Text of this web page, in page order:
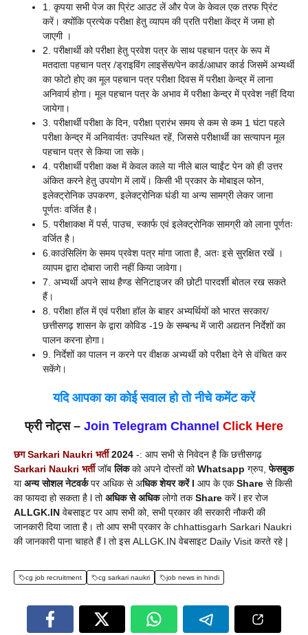
1. कृपया सभी पेज का प्रिंट आउट लें और पेज के केवल एक तरफ प्रिंट
करें। क्योंकि प्रत्येक परीक्षा हेतु व्यापम की प्रति परीक्षा केंद्र में जमा हो
जाएगी ।
2. परीक्षार्थी को परीक्षा हेतु प्रवेश पत्र के साथ पहचान पत्र के रूप में
मतदाता पहचान पत्र /ड्राइविंग लाइसेंस/पेन कार्ड/आधार कार्ड जिसमें अभ्यर्थी
का फोटो होए का मूल पहचान पत्र परीक्षा दिवस में परीक्षा केन्द्र में लाना
अनिवार्य होगा। मूल पहचान पत्र के अभाव में परीक्षा केन्द्र में प्रवेश नहीं दिया
जायेगा।
3. परीक्षार्थी परीक्षा के दिन, परीक्षा प्रारंभ समय से कम से कम 1 घंटा पहले
परीक्षा केन्द्र में अनिवार्यतः उपस्थित रहें, जिससे परीक्षार्थी का सत्यापन मूल
पहचान पत्र से किया जा सके।
4. परीक्षार्थी परीक्षा कक्ष में केवल काले या नीले बाल प्वाईंट पेन को ही उत्तर
अंकित करने हेतु उपयोग में लायें। किसी भी प्रकार के मोबाइल फोन,
इलेक्ट्रोनिक उपकरण, इलेक्ट्रोनिक घंडी या अन्य सामग्री लेकर जाना
पूर्णतः वर्जित है।
5. परीक्षाकक्ष में पर्स, पाउच, स्कार्फ एवं इलेक्ट्रोनिक सामग्री को लाना पूर्णतः
वर्जित है।
6.काउंसिलिंग के समय प्रवेश पत्र मांगा जाता है, अतः इसे सुरक्षित रखें ।
व्यापम द्वारा दोबारा जारी नहीं किया जावेगा।
7. अभ्यर्थी अपने साथ हैण्ड सेनिटाइजर की छोटी पारदर्शी बोतल रख सकते
हैं।
8. परीक्षा हॉल में एवं परीक्षा हॉल के बाहर अभ्यर्थियों को भारत सरकार/
छत्तीसगढ़ शासन के द्वारा कोविड -19 के सम्बन्ध में जारी अद्यतन निर्देशों का
पालन करना होगा।
9. निर्देशों का पालन न करने पर वीक्षक अभ्यर्थी को परीक्षा देने से वंचित कर
सकेंगे।
यदि आपका का कोई सवाल हो तो नीचे कमेंट करें
फ्री नोट्स – Join Telegram Channel Click Here
छग Sarkari Naukri भर्ती 2024 -: आप सभी से निवेदन है कि छत्तीसगढ़
Sarkari Naukri भर्तीजॉबलिंकको अपने दोस्तों कोWhatsapp ग्रुप,फेसबुक
याअन्य सोशल नेटवर्कपर अधिक से अधिक शेयर करें l आप के एकShare से किसी
का फायदा हो सकता है l तोअधिक से अधिकलोगो तकShare करें l हर रोज
ALLGK.IN वेबसाइट पर आप सभी को, सभी प्रकार की सरकारी नौकरी की
जानकारी दिया जाता है। तो आप सभी प्रकार के chhattisgarh Sarkari Naukri
की जानकारी पाना चाहते हैं l तो इस ALLGK.IN वेबसाइट Daily Visit करते रहे |
cg job recruitment cg sarkari naukri job news in hindi